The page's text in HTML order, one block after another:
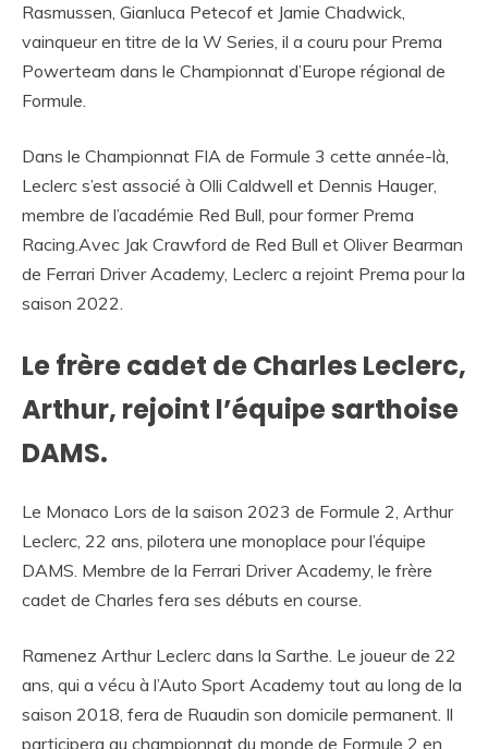
Rasmussen, Gianluca Petecof et Jamie Chadwick,
vainqueur en titre de la W Series, il a couru pour Prema
Powerteam dans le Championnat d’Europe régional de
Formule.
Dans le Championnat FIA de Formule 3 cette année-là,
Leclerc s’est associé à Olli Caldwell et Dennis Hauger,
membre de l’académie Red Bull, pour former Prema
Racing.Avec Jak Crawford de Red Bull et Oliver Bearman
de Ferrari Driver Academy, Leclerc a rejoint Prema pour la
saison 2022.
Le frère cadet de Charles Leclerc,
Arthur, rejoint l’équipe sarthoise
DAMS.
Le Monaco Lors de la saison 2023 de Formule 2, Arthur
Leclerc, 22 ans, pilotera une monoplace pour l’équipe
DAMS. Membre de la Ferrari Driver Academy, le frère
cadet de Charles fera ses débuts en course.
Ramenez Arthur Leclerc dans la Sarthe. Le joueur de 22
ans, qui a vécu à l’Auto Sport Academy tout au long de la
saison 2018, fera de Ruaudin son domicile permanent. Il
participera au championnat du monde de Formule 2 en